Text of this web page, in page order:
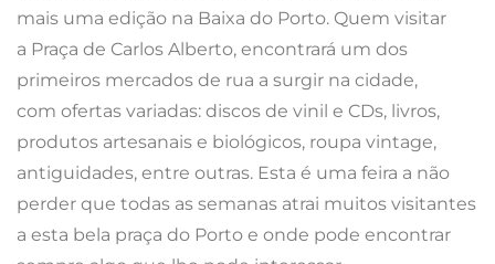
mais uma edição na Baixa do Porto. Quem visitar
a Praça de Carlos Alberto, encontrará um dos
primeiros mercados de rua a surgir na cidade,
com ofertas variadas: discos de vinil e CDs, livros,
produtos artesanais e biológicos, roupa vintage,
antiguidades, entre outras. Esta é uma feira a não
perder que todas as semanas atrai muitos visitantes
a esta bela praça do Porto e onde pode encontrar